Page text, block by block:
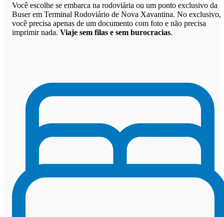
Você escolhe se embarca na rodoviária ou um ponto exclusivo da
Buser em Terminal Rodoviário de Nova Xavantina. No exclusivo,
você precisa apenas de um documento com foto e não precisa
imprimir nada. Viaje sem filas e sem burocracias.